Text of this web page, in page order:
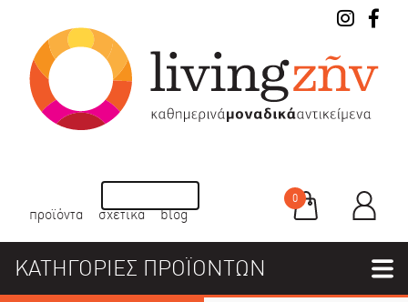
προϊόντα σχετικά blog
0
ΚΑΤΗΓΟΡΙΕΣ ΠΡΟΪΟΝΤΩΝ